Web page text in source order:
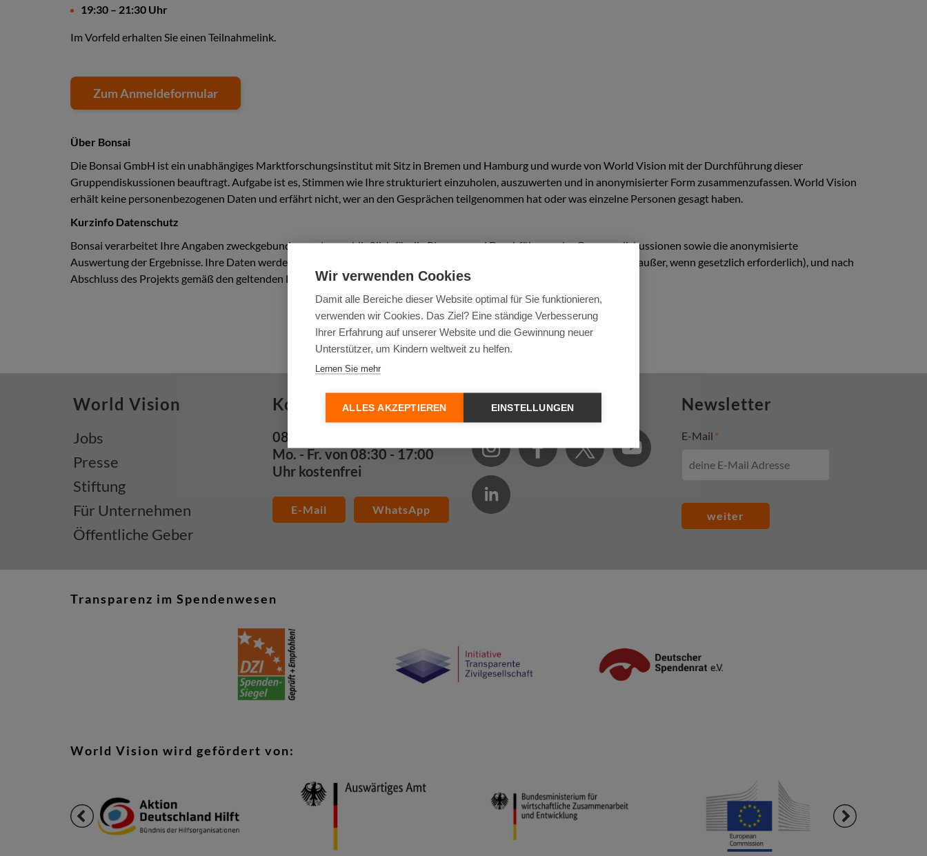
19:30 – 21:30 Uhr
Im Vorfeld erhalten Sie einen Teilnahmelink.
Zum Anmeldeformular
Über Bonsai
Die Bonsai GmbH ist ein unabhängiges Marktforschungsinstitut mit Sitz in Bremen und Hamburg und wurde von World Vision mit der Durchführung dieser
Gruppendiskussionen beauftragt. Aufgabe ist es, Stimmen wie Ihre strukturiert einzuholen, auszuwerten und in anonymisierter Form zusammenzufassen. World Vision
erhält keine personenbezogenen Daten und erfährt nicht, wer an den Gesprächen teilgenommen hat oder was einzelne Personen gesagt haben.
Kurzinfo Datenschutz
Bonsai verarbeitet Ihre Angaben zweckgebunden und ausschließlich für die Planung und Durchführung der Gruppendiskussionen sowie die anonymisierte
Auswertung der Ergebnisse. Ihre Daten werden vertraulich behandelt, nicht an World Vision oder Dritte weitergegeben (außer, wenn gesetzlich erforderlich), und nach
Abschluss des Projekts gemäß den geltenden Datenschutzvorgaben gelöscht.
World Vision
Jobs
Presse
Stiftung
Für Unternehmen
Öffentliche Geber
Kontakt
0800 - 0 10 20 22
Mo. - Fr. von 08:30 - 17:00
Uhr kostenfrei
E-Mail WhatsApp
Folge uns Newsletter
E-Mail
weiter
Transparenz im Spendenwesen
World Vision wird gefördert von:
Wir verwenden Cookies
Damit alle Bereiche dieser Website optimal für Sie funktionieren,
verwenden wir Cookies. Das Ziel? Eine ständige Verbesserung
Ihrer Erfahrung auf unserer Website und die Gewinnung neuer
Unterstützer, um Kindern weltweit zu helfen.
Lernen Sie mehr
ALLES AKZEPTIEREN EINSTELLUNGEN